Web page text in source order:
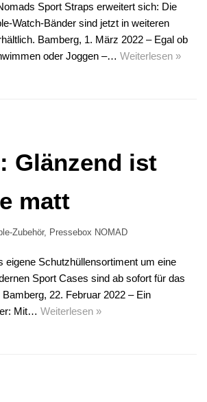
Sport Straps erweitert sich: Die
Watch-Bänder sind jetzt in weiteren
Bamberg, 1. März 2022 – Egal ob
oder Joggen –… Weiterlesen »
Glänzend ist
matt
Zubehör, Pressebox NOMAD
eigene Schutzhüllensortiment um eine
Sport Cases sind ab sofort für das
22. Februar 2022 – Ein
Mit… Weiterlesen »